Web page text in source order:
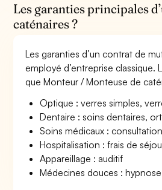
Les garanties principales
caténaires ?
Les garanties d’un contrat de
employé d’entreprise
que Monteur / Monteuse de
Optique : verres simples,
Dentaire : soins dentaires,
Soins médicaux :
Hospitalisation : frais de
Appareillage : auditif
Médecines douces :